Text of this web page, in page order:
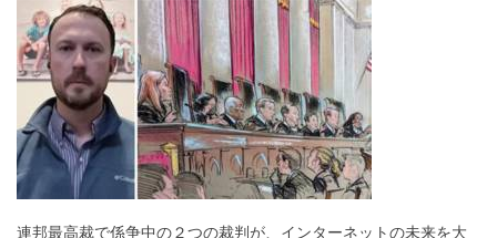
連邦最高裁で係争中の２つの裁判が、インターネットの未来を大